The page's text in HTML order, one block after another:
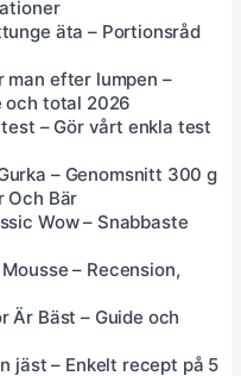
äta – Portionsråd
man efter lumpen –
och total 2026
– Gör vårt enkla test
– Genomsnitt 300 g
Och Bär
Wow – Snabbaste
– Recension,
Är Bäst – Guide och
jäst – Enkelt recept på 5